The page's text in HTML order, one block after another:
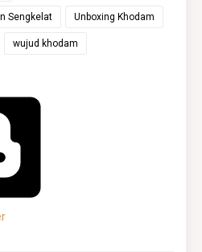
Sengkelat Unboxing Khodam
wujud khodam